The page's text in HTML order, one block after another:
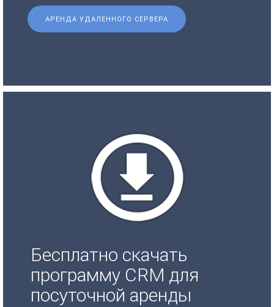
АРЕНДА УДАЛЕННОГО СЕРВЕРА
Бесплатно скачать
программу CRM для
посуточной аренды